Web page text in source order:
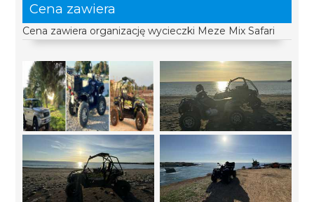
Cena zawiera
Cena zawiera organizację wycieczki Meze Mix Safari